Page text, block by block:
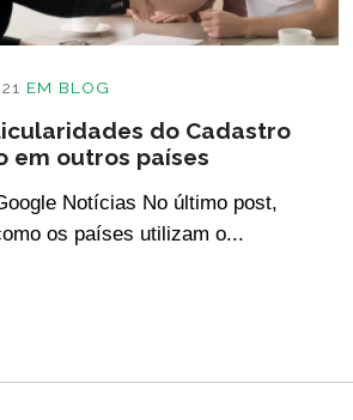
EM BLOG
do Cadastro
em outros países
Notícias No último post,
os países utilizam o...